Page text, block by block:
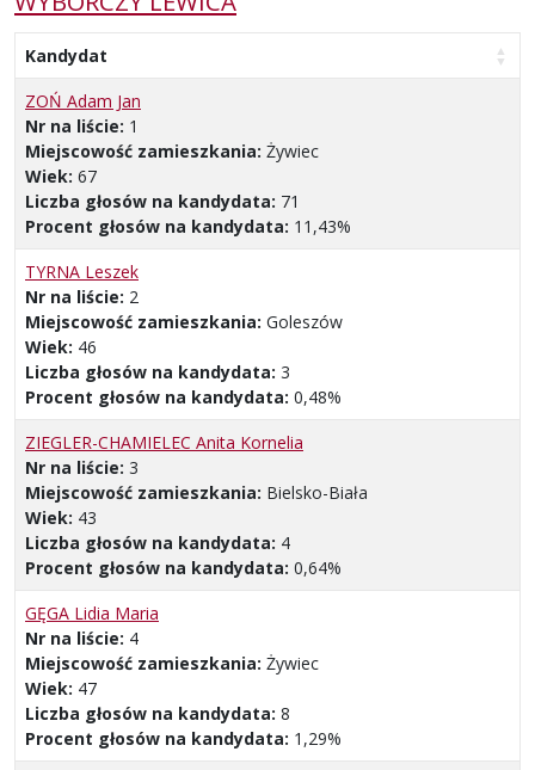
Kandydat
ZOŃ Adam Jan
Nr na liście: 1
Miejscowość zamieszkania: Żywiec
Wiek: 67
Liczba głosów na kandydata: 71
Procent głosów na kandydata: 11,43%
TYRNA Leszek
Nr na liście: 2
Miejscowość zamieszkania: Goleszów
Wiek: 46
Liczba głosów na kandydata: 3
Procent głosów na kandydata: 0,48%
ZIEGLER-CHAMIELEC Anita Kornelia
Nr na liście: 3
Miejscowość zamieszkania: Bielsko-Biała
Wiek: 43
Liczba głosów na kandydata: 4
Procent głosów na kandydata: 0,64%
GĘGA Lidia Maria
Nr na liście: 4
Miejscowość zamieszkania: Żywiec
Wiek: 47
Liczba głosów na kandydata: 8
Procent głosów na kandydata: 1,29%